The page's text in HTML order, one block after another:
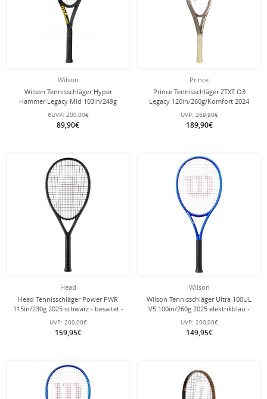
Wilson
Wilson Tennisschläger Hyper
Hammer Legacy Mid 103in/249g
eUVP: 200,00€
89,90€
Prince
Prince Tennisschläger ZTXT O3
Legacy 120in/260g/Komfort 2024
UVP: 269,90€
189,90€
Head
Head Tennisschläger Power PWR
115in/230g 2025 schwarz - besaitet -
UVP: 200,00€
159,95€
Wilson
Wilson Tennisschläger Ultra 100UL
V5 100in/260g 2025 elektrikblau -
UVP: 200,00€
149,95€